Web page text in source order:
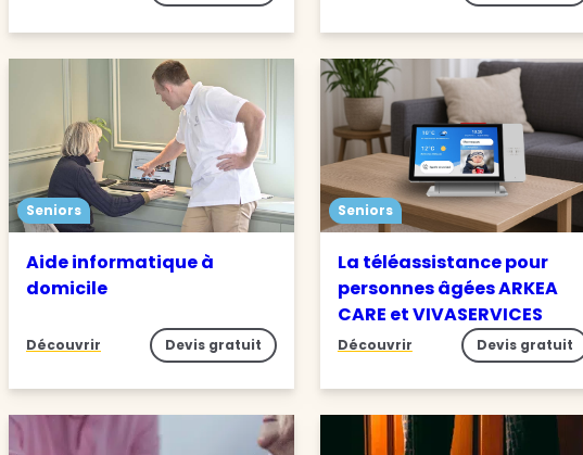
Seniors
Aide informatique à
domicile
Découvrir Devis gratuit
Seniors
La téléassistance pour
personnes âgées ARKEA
CARE et VIVASERVICES
Découvrir Devis gratuit